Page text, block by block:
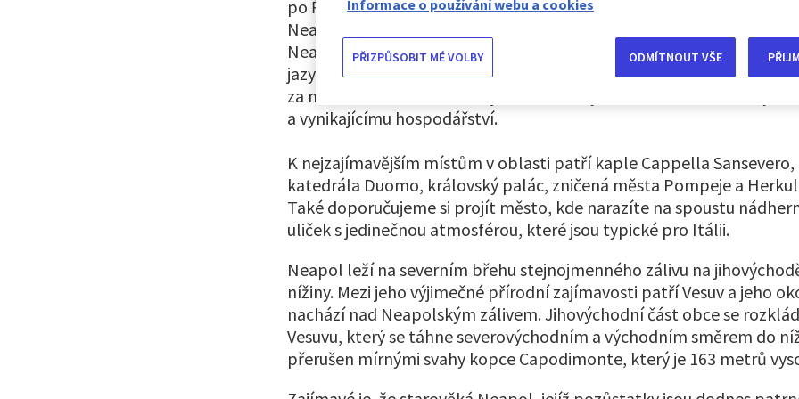
po Římu a Milánu. Město a jeho okolá má velmi bohatou historii a
Neapol je proslulá svým folklórem a kuchyní a je také známá jako
Neapolský jazyk, napulitano, je jeden z nejbohatších a nejpestřejších
jazyků v Itálii a v mnoha ohledech se liší od oficiální italštiny. Neapol
za neoficiální hlavní město jižní Itálie díky svému historickému
a vynikajícímu hospodářství.
K nejzajímavějším místům v oblasti patří kaple Cappella Sansevero,
katedrála Duomo, královský palác, zničená města Pompeje a
Také doporučujeme si projít město, kde narazíte na spoustu
uliček s jedinečnou atmosférou, které jsou typické pro Itálii.
Neapol leží na severním břehu stejnojmenného zálivu na
nížiny. Mezi jeho výjimečné přírodní zajímavosti patří Vesuv a jeho
nachází nad Neapolským zálivem. Jihovýchodní část obce se
Vesuvu, který se táhne severovýchodním a východním směrem do
přerušen mírnými svahy kopce Capodimonte, který je 163 metrů
Informace o používání webu a cookies
PŘIZPŮSOBIT MÉ VOLBY ODMÍTNOUT VŠE